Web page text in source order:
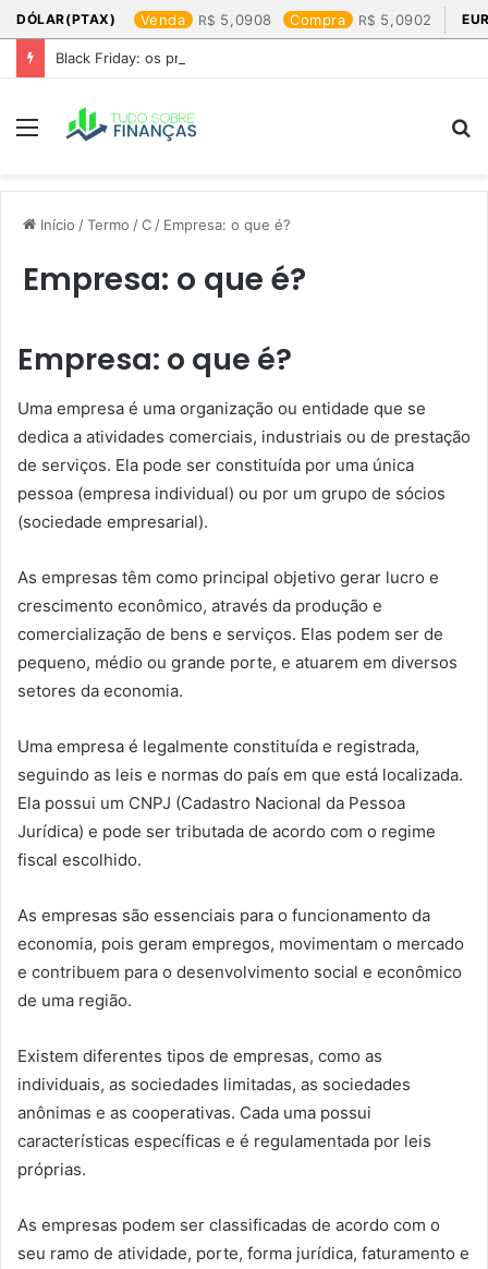
DÓLAR(PTAX) Venda 5,0908 Compra 5,0902
Black Friday: os produtos que mais valem a pena
Menu
Início /Termo /C / Empresa: o que é?
Empresa: o que é?
Empresa: o que é?
Uma empresa é uma organização ou entidade que se
dedica a atividades comerciais, industriais ou de prestação
de serviços. Ela pode ser constituída por uma única
pessoa (empresa individual) ou por um grupo de sócios
(sociedade empresarial).
As empresas têm como principal objetivo gerar lucro e
crescimento econômico, através da produção e
comercialização de bens e serviços. Elas podem ser de
pequeno, médio ou grande porte, e atuarem em diversos
setores da economia.
Uma empresa é legalmente constituída e registrada,
seguindo as leis e normas do país em que está localizada.
Ela possui um CNPJ (Cadastro Nacional da Pessoa
Jurídica) e pode ser tributada de acordo com o regime
fiscal escolhido.
As empresas são essenciais para o funcionamento da
economia, pois geram empregos, movimentam o mercado
e contribuem para o desenvolvimento social e econômico
de uma região.
Existem diferentes tipos de empresas, como as
individuais, as sociedades limitadas, as sociedades
anônimas e as cooperativas. Cada uma possui
características específicas e é regulamentada por leis
próprias.
As empresas podem ser classificadas de acordo com o
seu ramo de atividade, porte, forma jurídica, faturamento e